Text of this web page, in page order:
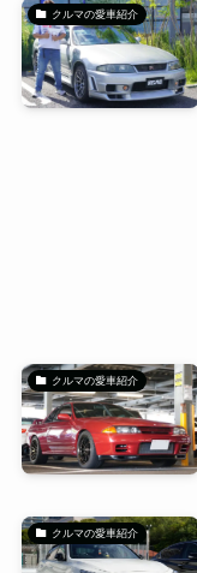
クルマの愛車紹介
クルマの愛車紹介
クルマの愛車紹介